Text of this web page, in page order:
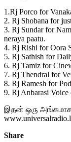
1.Rj Porco for
2. Rj Shobana for
3. Rj Sundar for
neraya paatu.
4. Rj Rishi for Oora
5. Rj Sathish for
6. Rj Tamiz for
7. Rj Thendral for
8. Rj Ramesh for
9. Rj Anbarasi Voice
இதன் ஒரு
Share